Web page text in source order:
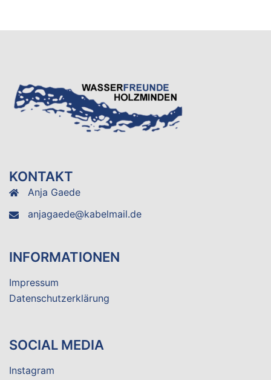
KONTAKT
Anja Gaede
anjagaede@kabelmail.de
INFORMATIONEN
Impressum
Datenschutzerklärung
SOCIAL MEDIA
Instagram